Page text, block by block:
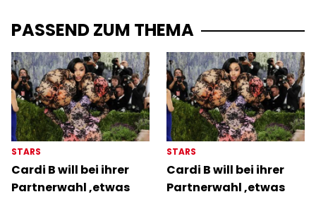
PASSEND ZUM THEMA
STARS
Cardi B will bei ihrer
Partnerwahl ‚etwas
STARS
Cardi B will bei ihrer
Partnerwahl ‚etwas